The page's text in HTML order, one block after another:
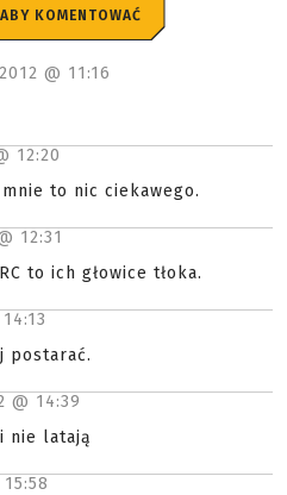
KOMENTOWAĆ
@ 11:16
12:20
to nic ciekawego.
12:31
to ich głowice tłoka.
14:13
postarać.
@ 14:39
nie latają
15:58